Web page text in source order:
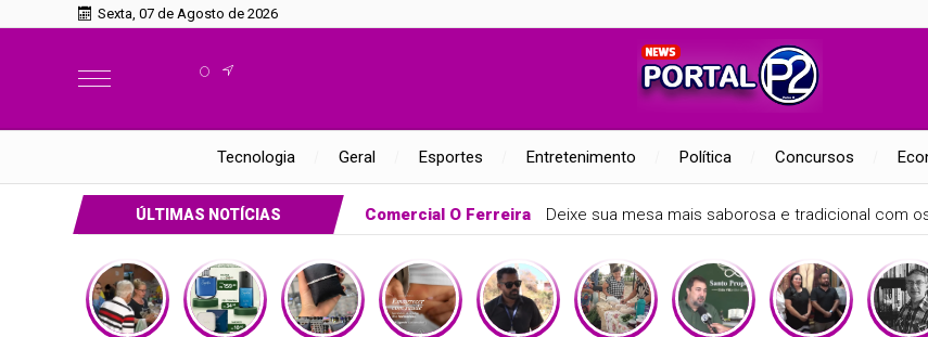
Sexta, 07 de Agosto de 2026
°
Tecnologia Geral Esportes Entretenimento Política Concursos
ÚLTIMAS NOTÍCIAS Comercial O Ferreira Deixe sua mesa mais saborosa e tradicional com